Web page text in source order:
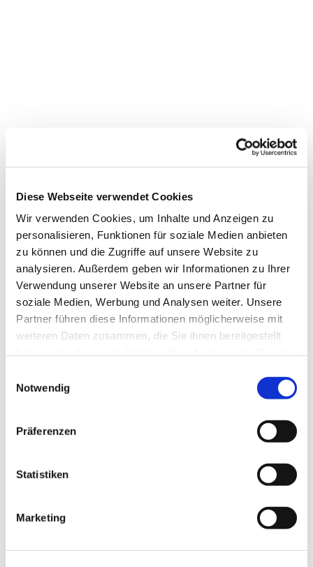
Diese Webseite verwendet Cookies
Wir verwenden Cookies, um Inhalte und Anzeigen zu
personalisieren, Funktionen für soziale Medien anbieten
zu können und die Zugriffe auf unsere Website zu
analysieren. Außerdem geben wir Informationen zu Ihrer
Verwendung unserer Website an unsere Partner für
soziale Medien, Werbung und Analysen weiter. Unsere
Partner führen diese Informationen möglicherweise mit
weiteren Daten zusammen, die Sie ihnen bereitgestellt
Notwendig
Präferenzen
Statistiken
Marketing
Dies könnte Sie auch
interessieren